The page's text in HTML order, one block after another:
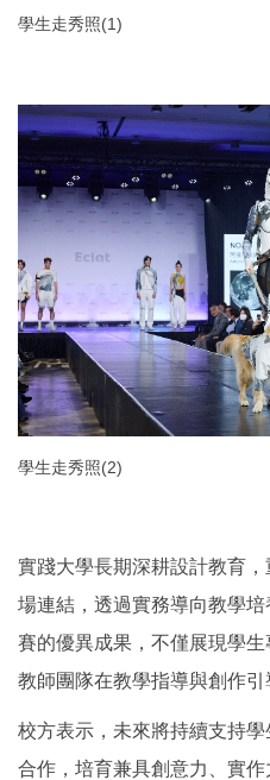
學生走秀照(1)
學生走秀照(2)
實踐大學長期深耕設計教育
場連結，透過實務導向教學
賽的優異成果，不僅展現學
教師團隊在教學指導與創作引
校方表示，未來將持續支持
合作，培育兼具創意力、實